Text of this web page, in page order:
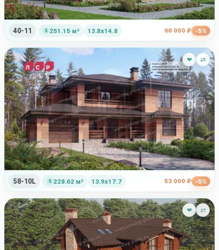
40-11 251.15 м² 13.8x14.8 60 000 ₽ -5%
❤ ⇄
58-10L 228.62 м² 13.9x17.7 53 000 ₽ -5%
❤ ⇄